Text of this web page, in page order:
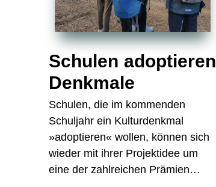
Schulen adoptieren
Denkmale
Schulen, die im kommenden
Schuljahr ein Kulturdenkmal
»adoptieren« wollen, können sich
wieder mit ihrer Projektidee um
eine der zahlreichen Prämien…